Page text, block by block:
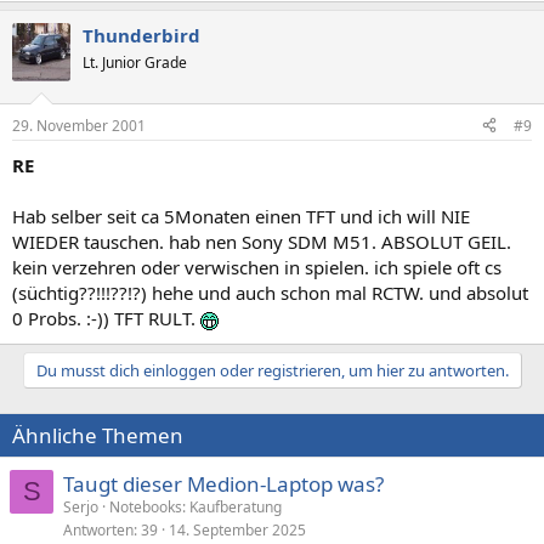
Thunderbird
Lt. Junior Grade
29. November 2001 #9
RE
Hab selber seit ca 5Monaten einen TFT und ich will NIE
WIEDER tauschen. hab nen Sony SDM M51. ABSOLUT GEIL.
kein verzehren oder verwischen in spielen. ich spiele oft cs
(süchtig??!!!??!?) hehe und auch schon mal RCTW. und absolut
0 Probs. :-)) TFT RULT.
Du musst dich einloggen oder registrieren, um hier zu antworten.
Ähnliche Themen
S Taugt dieser Medion-Laptop was?
Serjo Notebooks: Kaufberatung
Antworten 39 14. September 2025